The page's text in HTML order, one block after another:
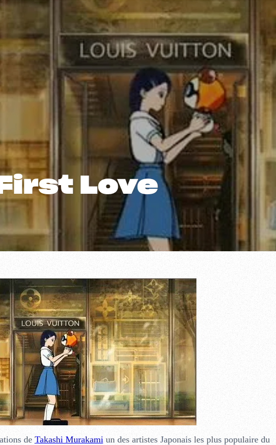
Love
de Takashi Murakami un des artistes Japonais les plus populaire du